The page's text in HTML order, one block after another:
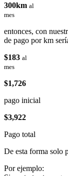
300km al
mes
entonces, con
de pago por km
$183 al
mes
$1,726
pago inicial
$3,922
Pago total
De esta forma solo
Por ejemplo: